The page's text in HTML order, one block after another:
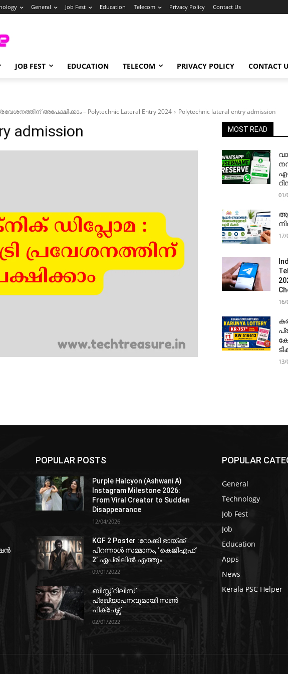
General Job Fest Education Telecom Privacy Policy Contact Us
JOB FEST EDUCATION TELECOM PRIVACY POLICY CONTACT
അപേക്ഷിക്കാം – Polytechnic Lateral Entry 2024 Polytechnic lateral entry admission
admission MOST READ
01/
17/
16/
13/
POPULAR POSTS
Purple Halcyon (Ashwani A)
Instagram Milestone 2026:
From Viral Creator to Sudden
Disappearance
12/04/2026
KGF 2 Poster :റോക്കി ഭായ്ക്ക്
പിറന്നാൾ സമ്മാനം, ‘കെജിഎഫ്
2’ ഏപ്രിലിൽ എത്തും
09/01/2022
ബീസ്റ്റ് റിലീസ്
പ്രഖ്യാപനവുമായി സണ്‍
പിക്ചേഴ്സ്
02/01/2022
POPULAR
General
Technology
Job Fest
Job
Education
Apps
News
Kerala PSC Helper